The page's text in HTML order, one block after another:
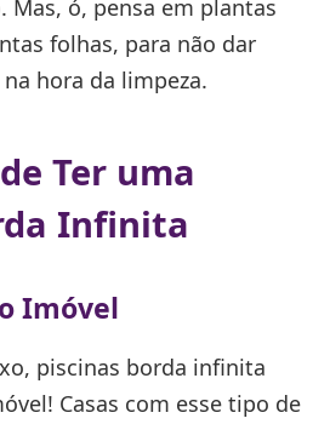
Mas, ó, pensa em plantas
folhas, para não dar
hora da limpeza.
Ter uma
Infinita
Imóvel
piscinas borda infinita
Casas com esse tipo de